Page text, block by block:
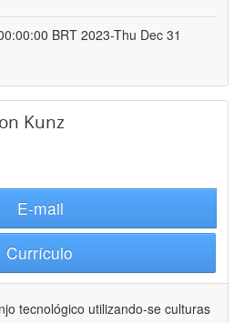
BRT 2023-Thu Dec 31
Kunz
E-mail
Currículo
tecnológico utilizando-se culturas